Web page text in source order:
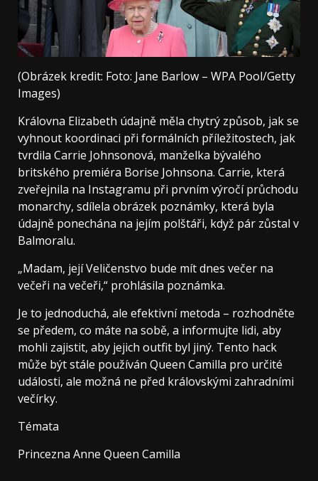
(Obrázek kredit: Foto: Jane Barlow – WPA Pool/Getty
Images)
Královna Elizabeth údajně měla chytrý způsob, jak se
vyhnout koordinaci při formálních příležitostech, jak
tvrdila Carrie Johnsonová, manželka bývalého
britského premiéra Borise Johnsona. Carrie, která
zveřejnila na Instagramu při prvním výročí průchodu
monarchy, sdílela obrázek poznámky, která byla
údajně ponechána na jejím polštáři, když pár zůstal v
Balmoralu.
„Madam, její Veličenstvo bude mít dnes večer na
večeři na večeři,“ prohlásila poznámka.
Je to jednoduchá, ale efektivní metoda – rozhodněte
se předem, co máte na sobě, a informujte lidi, aby
mohli zajistit, aby jejich outfit byl jiný. Tento hack
může být stále používán Queen Camilla pro určité
události, ale možná ne před královskými zahradními
večírky.
Témata
Princezna Anne Queen Camilla